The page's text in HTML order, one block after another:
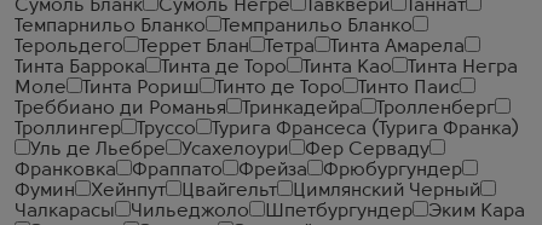
Сумоль Бланк
Сумоль Негре Тавквери
Таннат
Темпарнильо Бланко
Темпранильо Бланко
Терольдего
Террет Блан Тетра
Тинта Амарела
Тинта Баррока
Тинта де Торо Тинта Као
Тинта Негра
Моле
Тинта Рориш Тинто де Торо
Тинто Паис
Треббиано ди Романья
Тринкадейра
Тролленберг
Троллингер
Труссо
Турига Франсеса (Турига Франка)
Уль де Льебре
Усахелоури
Фер Серваду
Франковка
Фраппато Фрейза
Фрюбургундер
Фумин
Хейнпут Цвайгельт
Цимлянский Черный
Чалкарасы
Чильеджоло Шпетбургундер
Эким Кара